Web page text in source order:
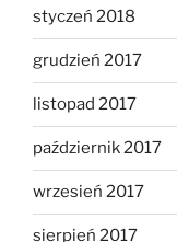
styczeń 2018
grudzień 2017
listopad 2017
październik 2017
wrzesień 2017
sierpień 2017